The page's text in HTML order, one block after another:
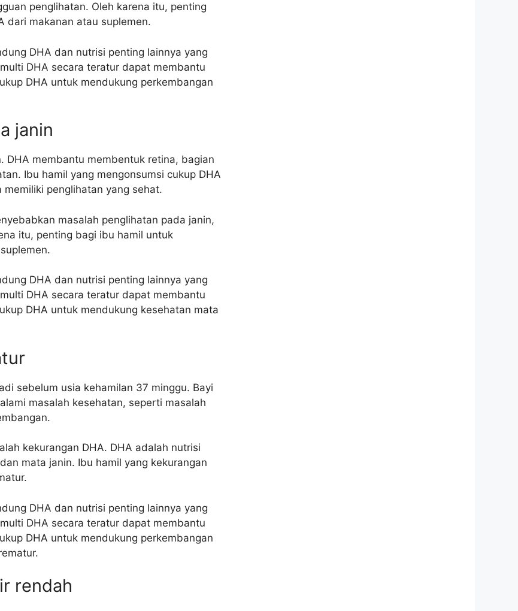
penglihatan. Oleh karena itu, penting
dari makanan atau suplemen.
DHA dan nutrisi penting lainnya yang
DHA secara teratur dapat membantu
DHA untuk mendukung perkembangan
janin
DHA membantu membentuk retina, bagian
Ibu hamil yang mengonsumsi cukup DHA
penglihatan yang sehat.
masalah penglihatan pada janin,
itu, penting bagi ibu hamil untuk
DHA dan nutrisi penting lainnya yang
DHA secara teratur dapat membantu
DHA untuk mendukung kesehatan mata
sebelum usia kehamilan 37 minggu. Bayi
masalah kesehatan, seperti masalah
kekurangan DHA. DHA adalah nutrisi
mata janin. Ibu hamil yang kekurangan
DHA dan nutrisi penting lainnya yang
DHA secara teratur dapat membantu
DHA untuk mendukung perkembangan
rendah